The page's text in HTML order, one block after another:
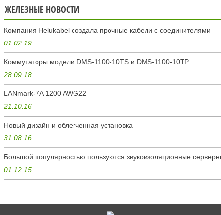
ЖЕЛЕЗНЫЕ НОВОСТИ
Компания Helukabel создала прочные кабели с соединителями
01.02.19
Коммутаторы модели DMS-1100-10TS и DMS-1100-10ТР
28.09.18
LANmark-7A 1200 AWG22
21.10.16
Новый дизайн и облегченная установка
31.08.16
Большой популярностью пользуются звукоизоляционные
01.12.15